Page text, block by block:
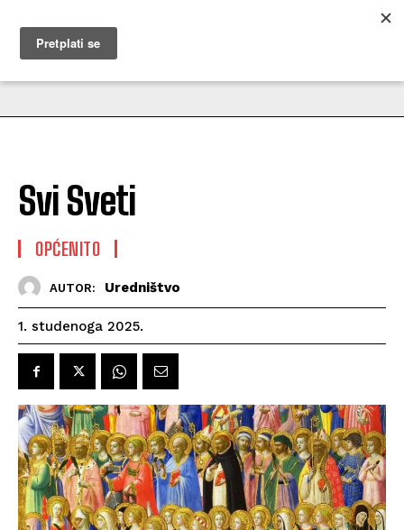
MUŽEVNI BUDITE
Svi Sveti
OPĆENITO
AUTOR: Uredništvo
1. studenoga 2025.